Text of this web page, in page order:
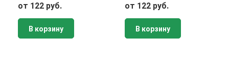
от 122 руб.
В корзину
от 122 руб.
В корзину